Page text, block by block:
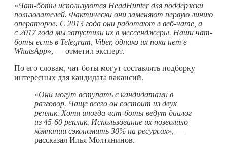
«Чат-боты используются HeadHunter для поддержки
пользователей. Фактически они заменяют первую линию
операторов. С 2013 года они работают в веб-чате, а
с 2017 года мы запустили их в мессенджеры. Наши чат-
боты есть в Telegram Viber, однако их пока нет в
WhatsApp», — отметил эксперт.
По его словам, чат-боты могут составлять подборку
интересных для кандидата вакансий.
«Они могут вступать с кандидатами в
разговор. Чаще всего он состоит из двух
реплик. Хотя иногда чат-боты ведут диалог
из 45-60 реплик. Использование их позволило
компании сэкономить 30% на ресурсах», —
рассказал Илья Молтянинов.